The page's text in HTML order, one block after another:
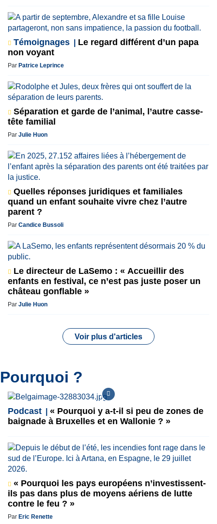
Témoignages
Le regard différent d’un papa
non voyant
Par Patrice Leprince
Séparation et garde de l’animal, l’autre casse-
tête familial
Par Julie Huon
Quelles réponses juridiques et familiales
quand un enfant souhaite vivre chez l’autre
parent ?
Par Candice Bussoli
Le directeur de LaSemo : « Accueillir des
enfants en festival, ce n’est pas juste poser un
château gonflable »
Par Julie Huon
Voir plus d'articles
Pourquoi ?
Podcast
« Pourquoi y a-t-il si peu de zones de
baignade à Bruxelles et en Wallonie ? »
« Pourquoi les pays européens n’investissent-
ils pas dans plus de moyens aériens de lutte
contre le feu ? »
Par Eric Renette